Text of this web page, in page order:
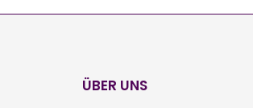
ÜBER UNS